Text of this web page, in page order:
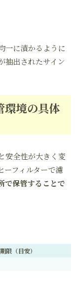
一に漬かるように
抽出されたサイン
環境の具体
安全性が大きく変
ーフィルターで濾
で保管することで
限（目安）